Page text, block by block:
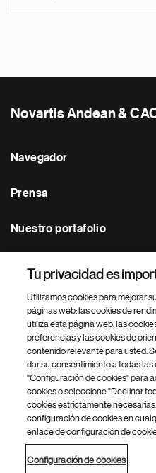
Novartis Andean &
Navegador
Prensa
Nuestro portafolio
Footer Site Search
inferior
del
© 2026
Política de privacidad
Configuración de
Tu privacidad es
Utilizamos cookies para mejorar
páginas web: las cookies de
utiliza esta página web, las
preferencias y las cookies de
contenido relevante para usted.
dar su consentimiento a todas
"Configuración de cookies" para
cookies o seleccione "Declinar
cookies estrictamente
configuración de cookies en
enlace de configuración de
Configuración de cookies